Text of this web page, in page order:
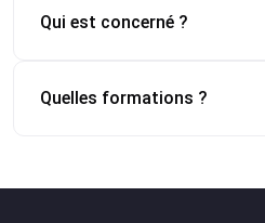
Qui est concerné ?
Quelles formations ?